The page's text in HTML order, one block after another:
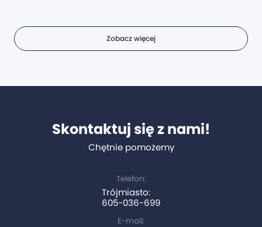
Zobacz więcej
Skontaktuj się z nami!
Chętnie pomożemy
Telefon:
Trójmiasto:
605-036-699
E-mail: